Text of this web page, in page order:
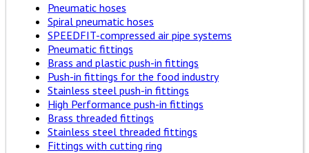
Pneumatic hoses
Spiral pneumatic hoses
SPEEDFIT-compressed air pipe systems
Pneumatic fittings
Brass and plastic push-in fittings
Push-in fittings for the food industry
Stainless steel push-in fittings
High Performance push-in fittings
Brass threaded fittings
Stainless steel threaded fittings
Fittings with cutting ring